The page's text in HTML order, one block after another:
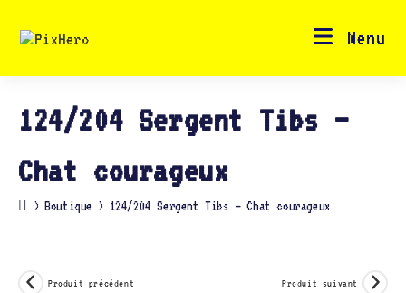
content
Menu
124/204 Sergent Tibs –
Chat courageux
> Boutique > 124/204 Sergent Tibs – Chat courageux
Produit précédent Produit suivant